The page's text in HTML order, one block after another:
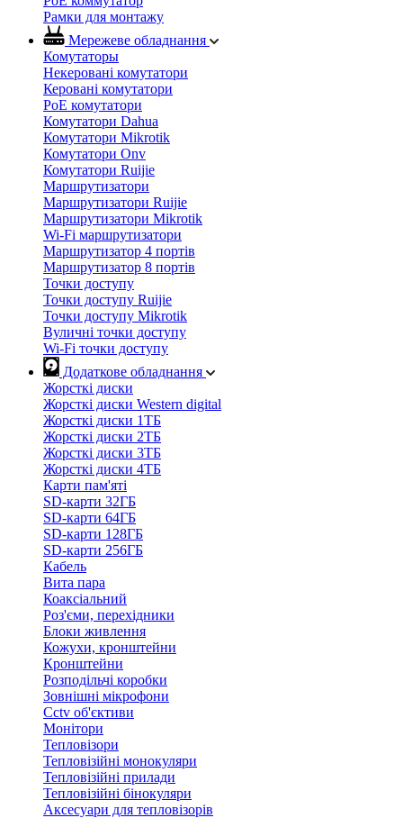
Рамки для монтажу
Мережеве обладнання
Комутаторы
Некеровані комутатори
Керовані комутатори
PoE комутатори
Комутатори Dahua
Комутатори Mikrotik
Комутатори Onv
Комутатори Ruijie
Маршрутизатори
Маршрутизатори Ruijie
Маршрутизатори Mikrotik
Wi-Fi маршрутизатори
Маршрутизатор 4 портів
Маршрутизатор 8 портів
Точки доступу
Точки доступу Ruijie
Точки доступу Mikrotik
Вуличні точки доступу
Wi-Fi точки доступу
Додаткове обладнання
Жорсткі диски
Жорсткі диски Western digital
Жорсткі диски 1ТБ
Жорсткі диски 2ТБ
Жорсткі диски 3ТБ
Жорсткі диски 4ТБ
Карти пам'яті
SD-карти 32ГБ
SD-карти 64ГБ
SD-карти 128ГБ
SD-карти 256ГБ
Кабель
Вита пара
Коаксіальний
Роз'єми, перехідники
Блоки живлення
Кожухи, кронштейни
Кронштейни
Розподільчі коробки
Зовнішні мікрофони
Cctv об'єктиви
Монітори
Тепловізори
Тепловізійні монокуляри
Тепловізійні прилади
Тепловізійні бінокуляри
Аксесуари для тепловізорів